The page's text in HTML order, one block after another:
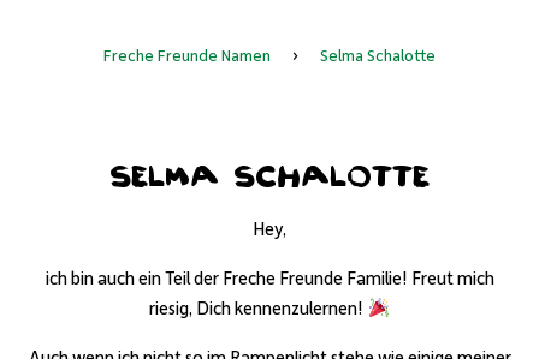
Freche Freunde Namen › Selma Schalotte
Selma Schalotte
Hey,
ich bin auch ein Teil der Freche Freunde Familie! Freut mich
riesig, Dich kennenzulernen!